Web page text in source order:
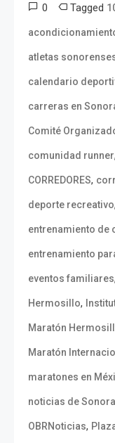
0 Tagged
atletas
calendario
carreras en
Comité
comunidad runner,
CORREDORES,
deporte recreativo,
entrenamiento de
entrenamiento
eventos familiares,
Hermosillo,
Maratón
Maratón
maratones en
noticias de Sonora
OBRNoticias,